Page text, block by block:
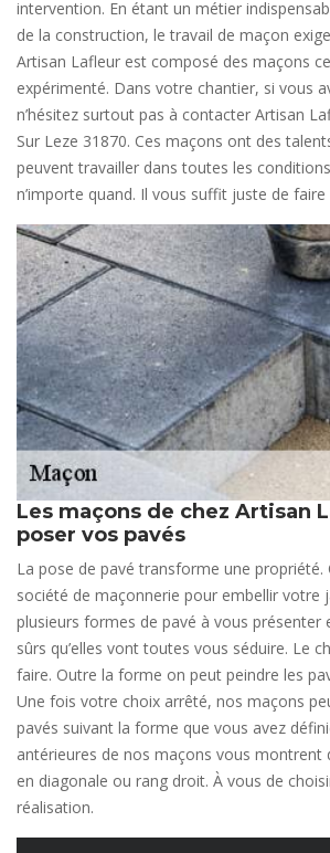
intervention. En étant un métier
de la construction, le travail de maçon
Artisan Lafleur est composé des maçons
expérimenté. Dans votre chantier, si vous
n’hésitez surtout pas à contacter Artisan
Sur Leze 31870. Ces maçons ont des
peuvent travailler dans toutes les
n’importe quand. Il vous suffit juste de faire
Les maçons de chez Artisan
poser vos pavés
La pose de pavé transforme une propriété.
société de maçonnerie pour embellir votre
plusieurs formes de pavé à vous présenter
sûrs qu’elles vont toutes vous séduire. Le
faire. Outre la forme on peut peindre les
Une fois votre choix arrêté, nos maçons
pavés suivant la forme que vous avez
antérieures de nos maçons vous montrent
en diagonale ou rang droit. À vous de
réalisation.